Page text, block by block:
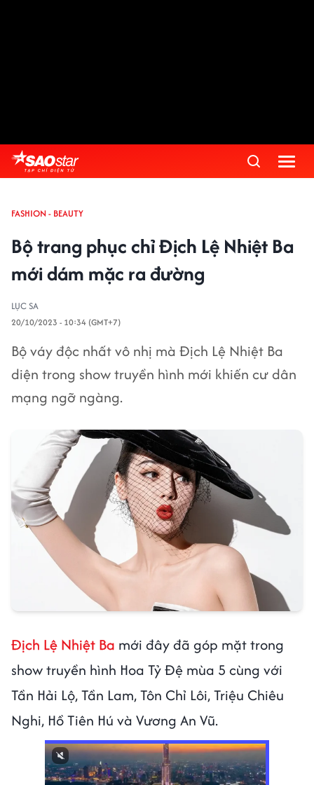
FASHION - BEAUTY
Bộ trang phục chỉ Địch Lệ Nhiệt Ba
mới dám mặc ra đường
LỤC SA
20/10/2023 - 10:34 (GMT+7)
Bộ váy độc nhất vô nhị mà Địch Lệ Nhiệt Ba
diện trong show truyền hình mới khiến cư dân
mạng ngỡ ngàng.
Địch Lệ Nhiệt Ba mới đây đã góp mặt trong
show truyền hình Hoa Tỷ Đệ mùa 5 cùng với
Tần Hải Lộ, Tần Lam, Tôn Chỉ Lôi, Triệu Chiêu
Nghi, Hồ Tiên Hú và Vương An Vũ.